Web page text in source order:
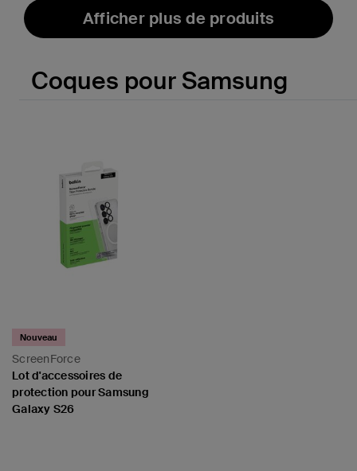
Afficher plus de produits
Coques pour Samsung
ScreenForce
Nouveau
Lot d'accessoires de
protection pour Samsung
Galaxy S26